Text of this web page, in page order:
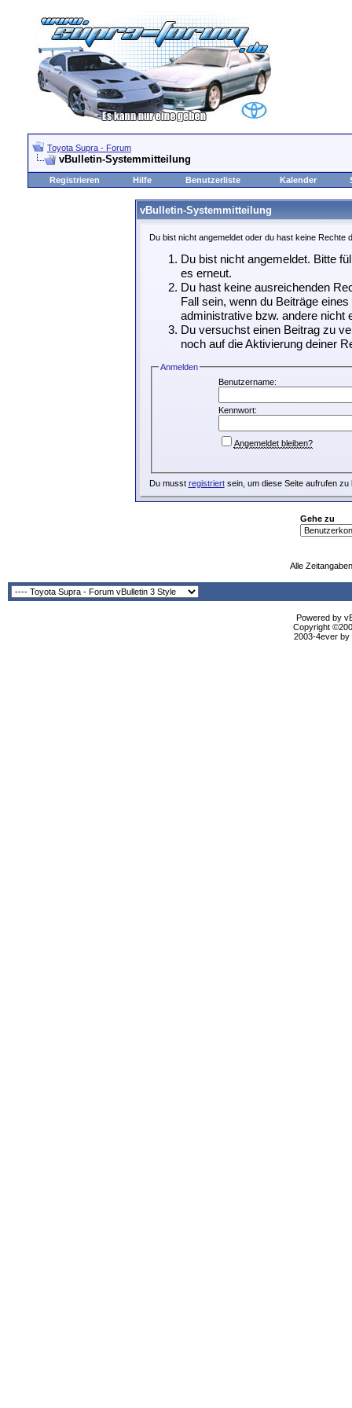
Toyota Supra - Forum
vBulletin-Systemmitteilung
Registrieren Hilfe Benutzerliste Kalender
vBulletin-Systemmitteilung
Du bist nicht angemeldet oder du hast keine Rechte
Du bist nicht angemeldet. Bitte
es erneut.
Du hast keine ausreichenden
Fall sein, wenn du Beiträge
administrative bzw. andere nicht
Du versuchst einen Beitrag zu
noch auf die Aktivierung deiner
Anmelden
Benutzername:
Kennwort:
Angemeldet bleiben?
Du musst registriertsein, um diese Seite aufrufen zu
Gehe zu
Alle
Powered by
Copyright
2003-4ever by